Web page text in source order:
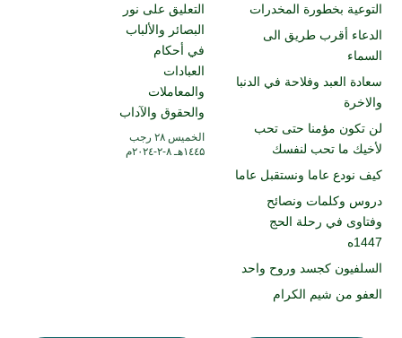
التوعية بخطورة المخدرات
الدعاء أقرب طريق الى
السماء
سعادة العبد وفلاحة في الدنبا
والاخرة
لن تكون مؤمنا حتى تحب
لأخيك ما تحب لنفسك
كيف نودع عاما ونستقبل عاما
دروس وكلمات ونصائح
وفتاوى في رحلة الحج
1447ه
السلفيون كجسد وروح واحد
العفو من شيم الكرام
التعليق على نور
البصائر والألباب
في أحكام
العبادات
والمعاملات
والحقوق والآداب
الخميس ۲۸ رجب
۱٤٤۵هـ ۸-۲-۲۰۲٤م